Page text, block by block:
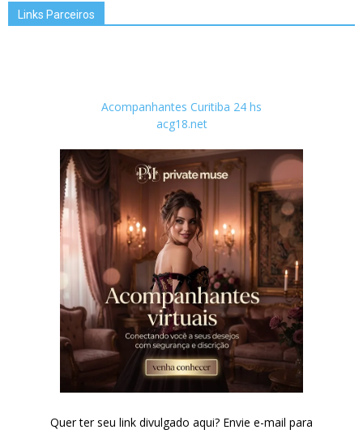
Links Parceiros
Acompanhantes Curitiba 24 hs
acg18.net
Quer ter seu link divulgado aqui? Envie e-mail para